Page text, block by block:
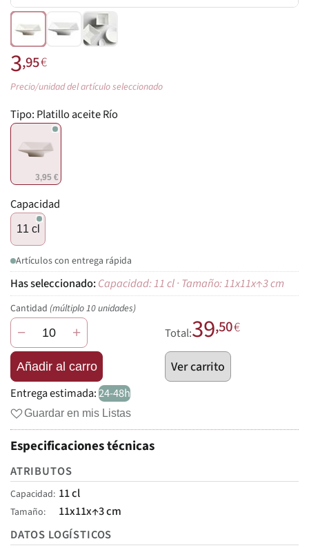
3,95€
Precio/unidad del artículo seleccionado
Tipo: Platillo aceite Río
3,95 €
Capacidad
11 cl
Artículos con entrega rápida
Capacidad: 11 cl · Tamaño: 11x11x↑3 cm
Cantidad (múltiplo 10 unidades)
− +
Añadir al carro
Total:39,50€
Ver carrito
Entrega estimada:24-48h
Guardar en mis Listas
Especificaciones técnicas
ATRIBUTOS
Capacidad 11 cl
Tamaño
11x11x↑3 cm
DATOS LOGÍSTICOS